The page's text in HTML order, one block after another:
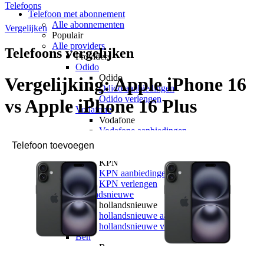
Telefoon met abonnement
Alle abonnementen
Populair
Alle providers
Providers
Odido
Odido
Odido aanbiedingen
Odido verlengen
Vodafone
Vodafone
Vodafone aanbiedingen
KPN
KPN
KPN aanbiedingen
KPN verlengen
hollandsnieuwe
hollandsnieuwe
hollandsnieuwe aanbiedingen
hollandsnieuwe verlengen
Ben
Ben
Telefoons
Vergelijken
Telefoons vergelijken
Vergelijking:Apple iPhone 16
vs Apple iPhone 16 Plus